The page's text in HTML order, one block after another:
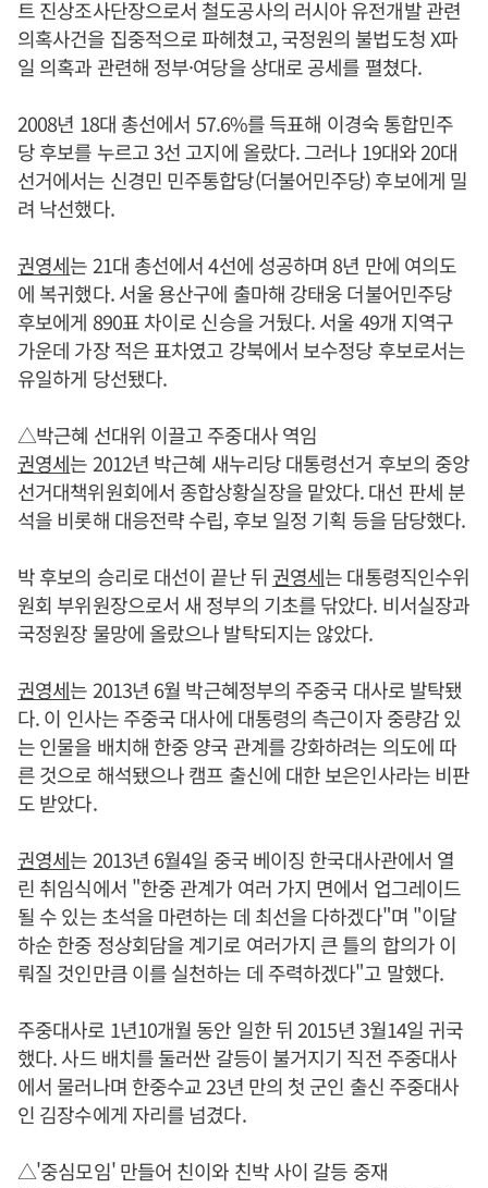
트 진상조사단장으로서 철도공사의 러시아 유전개발 관련
의혹사건을 집중적으로 파헤쳤고, 국정원의 불법도청 X파
일 의혹과 관련해 정부·여당을 상대로 공세를 펼쳤다.
2008년 18대 총선에서 57.6%를 득표해 이경숙 통합민주
당 후보를 누르고 3선 고지에 올랐다. 그러나 19대와 20대
선거에서는 신경민 민주통합당(더불어민주당) 후보에게 밀
려 낙선했다.
권영세는 21대 총선에서 4선에 성공하며 8년 만에 여의도
에 복귀했다. 서울 용산구에 출마해 강태웅 더불어민주당
후보에게 890표 차이로 신승을 거뒀다. 서울 49개 지역구
가운데 가장 적은 표차였고 강북에서 보수정당 후보로서는
유일하게 당선됐다.
△박근혜 선대위 이끌고 주중대사 역임
권영세는 2012년 박근혜 새누리당 대통령선거 후보의 중앙
선거대책위원회에서 종합상황실장을 맡았다. 대선 판세 분
석을 비롯해 대응전략 수립, 후보 일정 기획 등을 담당했다.
박 후보의 승리로 대선이 끝난 뒤 권영세는 대통령직인수위
원회 부위원장으로서 새 정부의 기초를 닦았다. 비서실장과
국정원장 물망에 올랐으나 발탁되지는 않았다.
권영세는 2013년 6월 박근혜정부의 주중국 대사로 발탁됐
다. 이 인사는 주중국 대사에 대통령의 측근이자 중량감 있
는 인물을 배치해 한중 양국 관계를 강화하려는 의도에 따
른 것으로 해석됐으나 캠프 출신에 대한 보은인사라는 비판
도 받았다.
권영세는 2013년 6월4일 중국 베이징 한국대사관에서 열
린 취임식에서 "한중 관계가 여러 가지 면에서 업그레이드
될 수 있는 초석을 마련하는 데 최선을 다하겠다"며 "이달
하순 한중 정상회담을 계기로 여러가지 큰 틀의 합의가 이
뤄질 것인만큼 이를 실천하는 데 주력하겠다"고 말했다.
주중대사로 1년10개월 동안 일한 뒤 2015년 3월14일 귀국
했다. 사드 배치를 둘러싼 갈등이 불거지기 직전 주중대사
에서 물러나며 한중수교 23년 만의 첫 군인 출신 주중대사
인 김장수에게 자리를 넘겼다.
△'중심모임' 만들어 친이와 친박 사이 갈등 중재